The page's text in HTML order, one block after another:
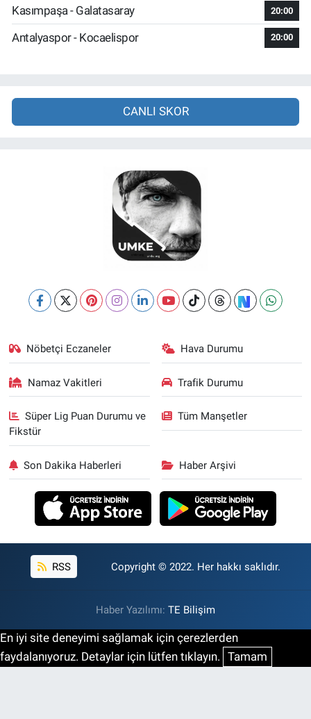
Kasımpaşa - Galatasaray 20:00
Antalyaspor - Kocaelispor 20:00
CANLI SKOR
Nöbetçi Eczaneler Hava Durumu
Namaz Vakitleri Trafik Durumu
Süper Lig Puan Durumu ve
Fikstür
Tüm Manşetler
Son Dakika Haberleri Haber Arşivi
RSS Copyright © 2022. Her hakkı saklıdır.
Haber Yazılımı: TE Bilişim
En iyi site deneyimi sağlamak için çerezlerden
faydalanıyoruz. Detaylar için lütfen tıklayın. Tamam